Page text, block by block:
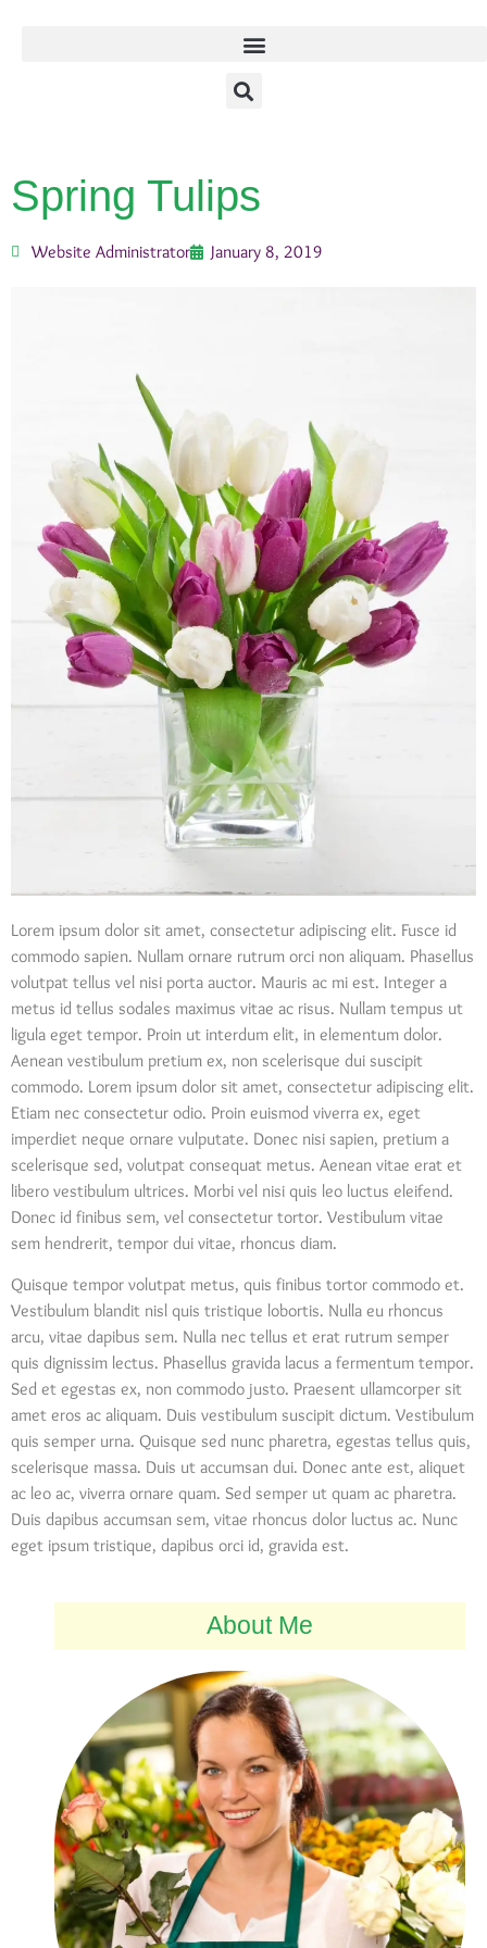
Spring Tulips
Website Administrator January 8, 2019
Lorem ipsum dolor sit amet, consectetur adipiscing elit. Fusce id
commodo sapien. Nullam ornare rutrum orci non aliquam. Phasellus
volutpat tellus vel nisi porta auctor. Mauris ac mi est. Integer a
metus id tellus sodales maximus vitae ac risus. Nullam tempus ut
ligula eget tempor. Proin ut interdum elit, in elementum dolor.
Aenean vestibulum pretium ex, non scelerisque dui suscipit
commodo. Lorem ipsum dolor sit amet, consectetur adipiscing elit.
Etiam nec consectetur odio. Proin euismod viverra ex, eget
imperdiet neque ornare vulputate. Donec nisi sapien, pretium a
scelerisque sed, volutpat consequat metus. Aenean vitae erat et
libero vestibulum ultrices. Morbi vel nisi quis leo luctus eleifend.
Donec id finibus sem, vel consectetur tortor. Vestibulum vitae
sem hendrerit, tempor dui vitae, rhoncus diam.
Quisque tempor volutpat metus, quis finibus tortor commodo et.
Vestibulum blandit nisl quis tristique lobortis. Nulla eu rhoncus
arcu, vitae dapibus sem. Nulla nec tellus et erat rutrum semper
quis dignissim lectus. Phasellus gravida lacus a fermentum tempor.
Sed et egestas ex, non commodo justo. Praesent ullamcorper sit
amet eros ac aliquam. Duis vestibulum suscipit dictum. Vestibulum
quis semper urna. Quisque sed nunc pharetra, egestas tellus quis,
scelerisque massa. Duis ut accumsan dui. Donec ante est, aliquet
ac leo ac, viverra ornare quam. Sed semper ut quam ac pharetra.
Duis dapibus accumsan sem, vitae rhoncus dolor luctus ac. Nunc
eget ipsum tristique, dapibus orci id, gravida est.
About Me